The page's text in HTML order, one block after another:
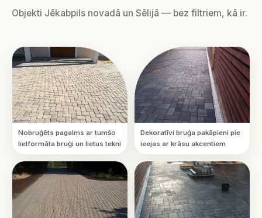
Objekti Jēkabpils novadā un Sēlijā — bez filtriem, kā ir.
Nobruģēts pagalms ar tumšo
lielformāta bruģi un lietus tekni
Dekoratīvi bruģa pakāpieni pie
ieejas ar krāsu akcentiem